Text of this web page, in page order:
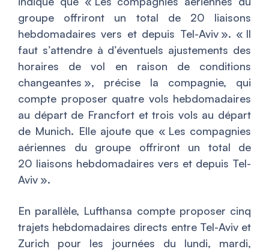
groupe offriront un total de 20 liaisons
hebdomadaires vers et depuis Tel-Aviv». « Il
faut s’attendre à d’éventuels ajustements des
horaires de vol en raison de conditions
changeantes », précise la compagnie, qui
compte proposer quatre vols hebdomadaires
au départ de Francfort et trois vols au départ
de Munich. Elle ajoute que « Les compagnies
aériennes du groupe offriront un total de
20 liaisons hebdomadaires vers et depuis Tel-
Aviv ».
En parallèle, Lufthansa compte proposer cinq
trajets hebdomadaires directs entre Tel-Aviv et
Zurich pour les journées du lundi, mardi,